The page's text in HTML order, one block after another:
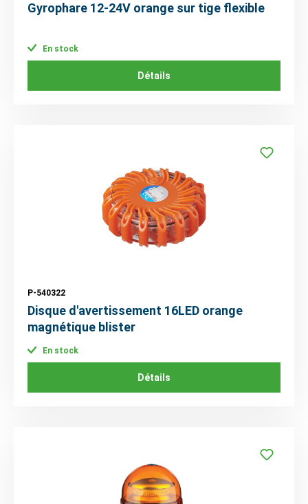
Gyrophare 12-24V orange sur tige flexible
En stock
Détails
P-540322
Disque d'avertissement 16LED orange
magnétique blister
En stock
Détails